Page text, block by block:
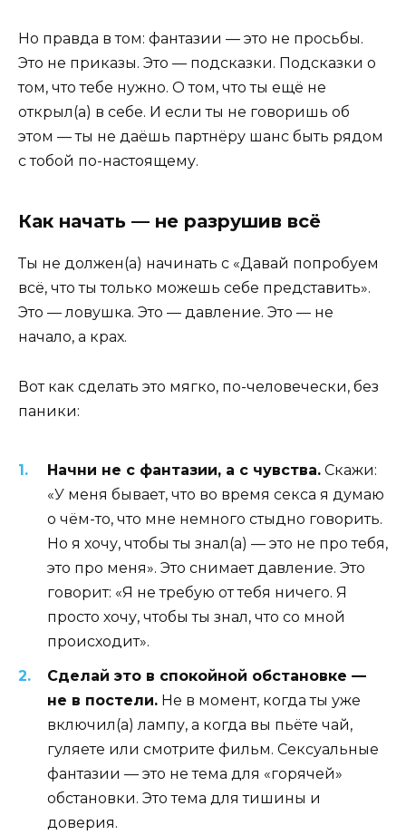
Но правда в том: фантазии — это не просьбы.
Это не приказы. Это — подсказки. Подсказки о
том, что тебе нужно. О том, что ты ещё не
открыл(а) в себе. И если ты не говоришь об
этом — ты не даёшь партнёру шанс быть рядом
с тобой по-настоящему.
Как начать — не разрушив всё
Ты не должен(а) начинать с «Давай попробуем
всё, что ты только можешь себе представить».
Это — ловушка. Это — давление. Это — не
начало, а крах.
Вот как сделать это мягко, по-человечески, без
паники:
Начни не с фантазии, а с чувства. Скажи:
«У меня бывает, что во время секса я думаю
о чём-то, что мне немного стыдно говорить.
Но я хочу, чтобы ты знал(а) — это не про тебя,
это про меня». Это снимает давление. Это
говорит: «Я не требую от тебя ничего. Я
просто хочу, чтобы ты знал, что со мной
происходит».
Сделай это в спокойной обстановке —
не в постели. Не в момент, когда ты уже
включил(а) лампу, а когда вы пьёте чай,
гуляете или смотрите фильм. Сексуальные
фантазии — это не тема для «горячей»
обстановки. Это тема для тишины и
доверия.